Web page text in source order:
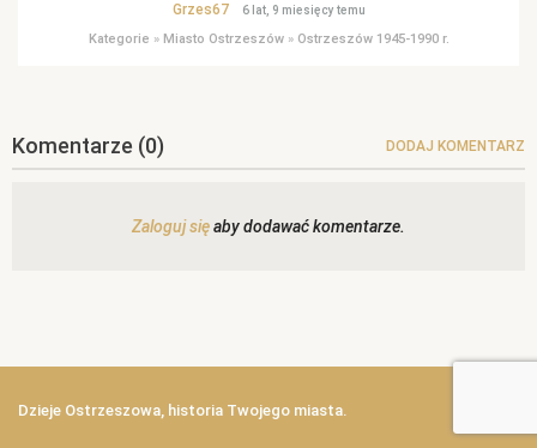
Grzes67 6 lat, 9 miesięcy temu
Kategorie » Miasto Ostrzeszów» Ostrzeszów 1945-1990 r.
Komentarze (0) DODAJ KOMENTARZ
Zaloguj sięaby dodawać komentarze.
Dzieje Ostrzeszowa, historia Twojego miasta.